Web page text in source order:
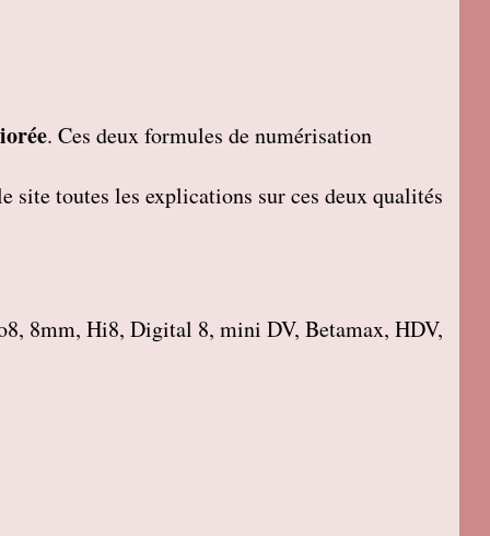
. Ces deux formules de numérisation
site toutes les explications sur ces deux qualités
8mm, Hi8, Digital 8, mini DV, Betamax, HDV,